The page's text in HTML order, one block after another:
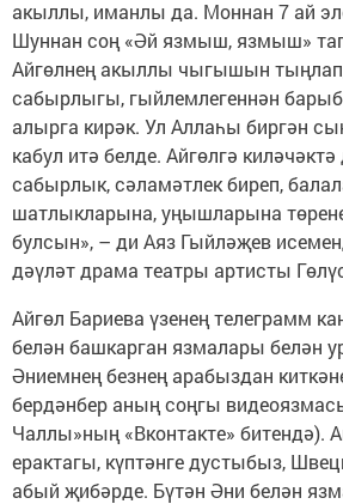
акыллы, иманлы да. Моннан 7 ай
Шуннан соң «Әй язмыш, язмыш»
Айгөлнең акыллы чыгышын
сабырлыгы, гыйлемлегеннән
алырга кирәк. Ул Аллаһы биргән
кабул итә белде. Айгөлгә
сабырлык, сәламәтлек биреп,
шатлыкларына, уңышларына
булсын», – ди Аяз Гыйләҗев
дәүләт драма театры артисты
Айгөл Бариева үзенең телеграмм
белән башкарган язмалары белән
Әниемнең безнең арабыздан
бердәнбер аның соңгы
Чаллы»ның «Вконтакте» битендә).
ерактагы, күптәнге дустыбыз,
абый җибәрде. Бүтән Әни белән